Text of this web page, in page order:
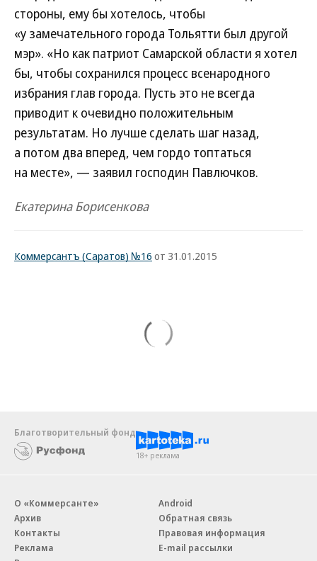
стороны, ему бы хотелось, чтобы
«у замечательного города Тольятти был другой
мэр». «Но как патриот Самарской области я хотел
бы, чтобы сохранился процесс всенародного
избрания глав города. Пусть это не всегда
приводит к очевидно положительным
результатам. Но лучше сделать шаг назад,
а потом два вперед, чем гордо топтаться
на месте», — заявил господин Павлючков.
Екатерина Борисенкова
Коммерсантъ (Саратов) №16 от 31.01.2015
Благотворительный фонд
18+ реклама
О «Коммерсанте»
Архив
Контакты
Реклама
Android
Обратная связь
Правовая информация
E-mail рассылки